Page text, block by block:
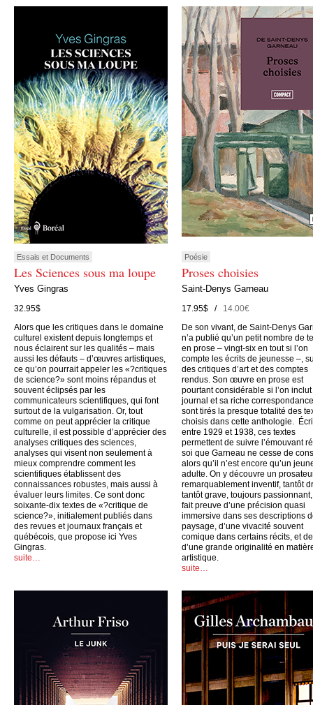
Essais et Documents
Les Sciences sous ma loupe
Yves Gingras
32.95$
Alors que les critiques dans le domaine
culturel existent depuis longtemps et
nous éclairent sur les qualités – mais
aussi les défauts – d’œuvres artistiques,
ce qu’on pourrait appeler les «?critiques
de science?» sont moins répandus et
souvent éclipsés par les
communicateurs scientifiques, qui font
surtout de la vulgarisation. Or, tout
comme on peut apprécier la critique
culturelle, il est possible d’apprécier des
analyses critiques des sciences,
analyses qui visent non seulement à
mieux comprendre comment les
scientifiques établissent des
connaissances robustes, mais aussi à
évaluer leurs limites. Ce sont donc
soixante-dix textes de «?critique de
science?», initialement publiés dans
des revues et journaux français et
québécois, que propose ici Yves
Gingras.
suite…
Poésie
Proses choisies
Saint-Denys Garneau
17.95$ /14.00€
De son vivant, de Saint-Denys
n’a publié qu’un petit nombre de
en prose – vingt-six en tout si l’on
compte les écrits de jeunesse –,
des critiques d’art et des comptes
rendus. Son œuvre en prose est
pourtant considérable si l’on
journal et sa riche
sont tirés la presque totalité des
choisis dans cette anthologie.
entre 1929 et 1938, ces textes
permettent de suivre l’émouvant
soi que Garneau ne cesse de
alors qu’il n’est encore qu’un
adulte. On y découvre un
remarquablement inventif, tantôt
tantôt grave, toujours
fait preuve d’une précision quasi
immersive dans ses descriptions
paysage, d’une vivacité souvent
comique dans certains récits, et
d’une grande originalité en
artistique.
suite…